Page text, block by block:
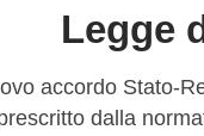
Legge
accordo Stato-
dalla